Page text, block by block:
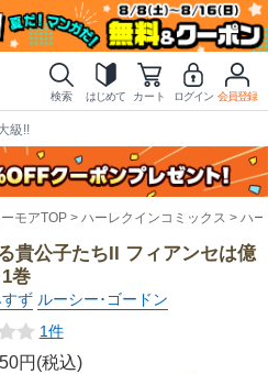
検索 はじめて カート ログイン 会員登録
級!!
モアTOP ハーレクインコミックス ハ
貴公子たちII フィアンセは億
巻
ず ルーシー･ゴードン
1件
円(税込)